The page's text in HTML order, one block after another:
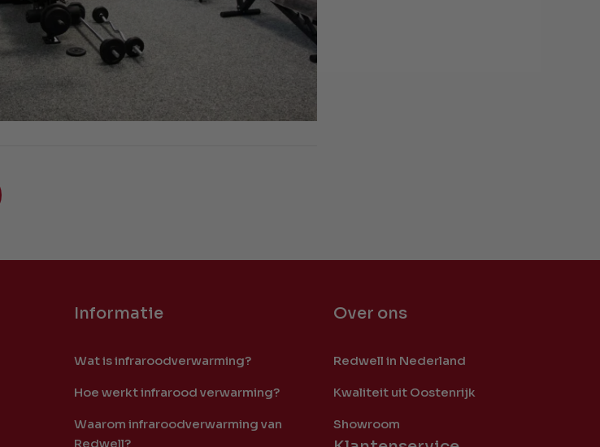
Informatie
Wat is infraroodverwarming?
Hoe werkt infrarood verwarming?
Waarom infraroodverwarming van
Redwell?
Over ons
Redwell in Nederland
Kwaliteit uit Oostenrijk
Showroom